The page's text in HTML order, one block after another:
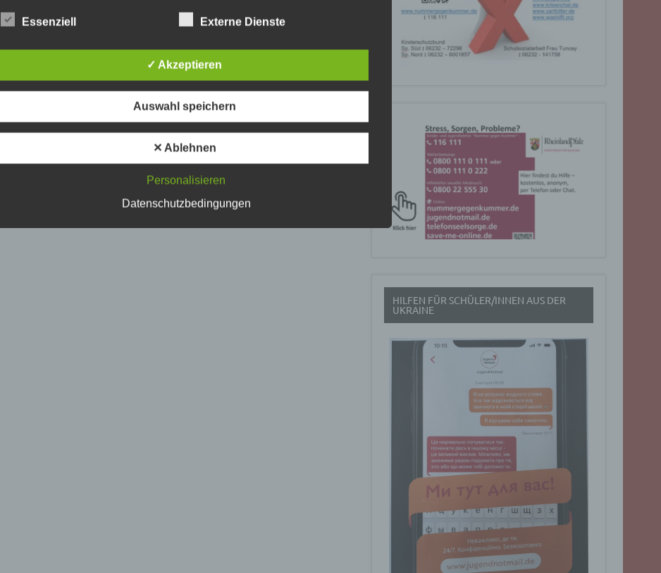
HILFEN FÜR SCHÜLER/INNEN AUS DER
UKRAINE
Die Verarbeitung der in das Kontaktformular eingegebenen Daten erfolgt
DSGVO). Ein Widerruf Ihrer bereits erteilten Einwilligung ist jederzeit
möglich. Für den Widerruf genügt eine formlose Mitteilung per E-Mail. Die
Datenverarbeitungsvorgänge bleibt vom Widerruf unberührt.
Über das Kontaktformular übermittelte Daten verbleiben bei uns, bis Sie
uns zur Löschung auffordern, Ihre Einwilligung zur Speicherung widerrufen
oder keine Notwendigkeit der Datenspeicherung mehr besteht. Zwingende
gesetzliche Bestimmungen - insbesondere Aufbewahrungsfristen - bleiben
unberührt.
Für Integration und Darstellung von Videoinhalten nutzt unsere Website
Cherry Ave., San Bruno, CA 94066, USA.
Essenziell Externe Dienste
✓ Akzeptieren
Auswahl speichern
✕ Ablehnen
Personalisieren
Datenschutzbedingungen